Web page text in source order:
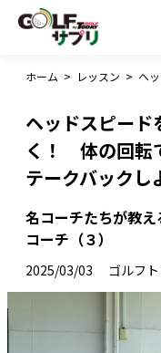
ホーム > レッスン >
ヘッドスピード
く！ 体の回転
テークバックし
名コーチたちが教
コーチ（３）
2025/03/03 ゴルフ